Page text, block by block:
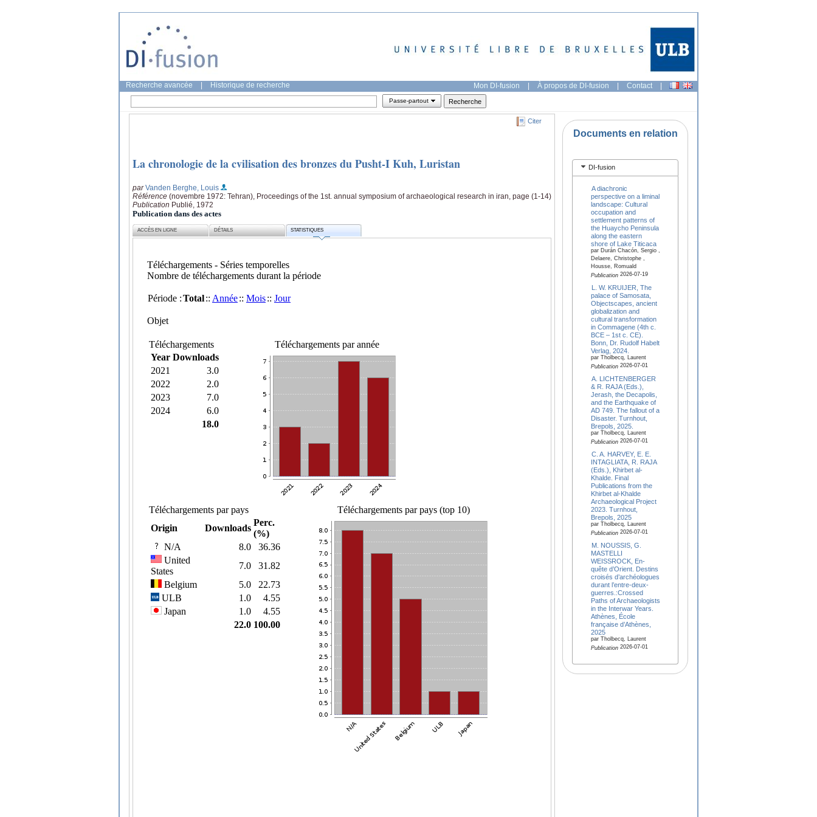
Recherche avancée Historique de recherche Mon DI-fusion | À propos de DI-fusion | Contact |
Passe-partout
Citer
La chronologie de la cvilisation des bronzes du Pusht-I Kuh, Luristan
parVanden Berghe, Louis
Référence (novembre 1972: Tehran), Proceedings of the 1st. annual symposium of archaeological research in iran, page (1-14)
Publication Publié, 1972
Publication dans des actes
ACCÈS EN LIGNE DÉTAILS STATISTIQUES
Documents en relation
DI-fusion
A diachronic
perspective on a liminal
landscape: Cultural
occupation and
settlement patterns of
the Huaycho Peninsula
along the eastern
shore of Lake Titicaca
par Durán Chacón, Sergio ,
Delaere, Christophe ,
Housse, Romuald
Publication2026-07-19
L. W. KRUIJER, The
palace of Samosata,
Objectscapes, ancient
globalization and
cultural transformation
in Commagene (4th c.
BCE – 1st c. CE).
Bonn, Dr. Rudolf Habelt
Verlag, 2024.
par Tholbecq, Laurent
Publication2026-07-01
A. LICHTENBERGER
& R. RAJA (Eds.),
Jerash, the Decapolis,
and the Earthquake of
AD 749. The fallout of a
Disaster. Turnhout,
Brepols, 2025.
par Tholbecq, Laurent
Publication2026-07-01
C. A. HARVEY, E. E.
INTAGLIATA, R. RAJA
(Eds.), Khirbet al-
Khalde. Final
Publications from the
Khirbet al-Khalde
Archaeological Project
2023. Turnhout,
Brepols, 2025
par Tholbecq, Laurent
Publication2026-07-01
M. NOUSSIS, G.
MASTELLI
WEISSROCK, En-
quête d’Orient. Destins
croisés d’archéologues
durant l’entre-deux-
guerres.:Crossed
Paths of Archaeologists
in the Interwar Years.
Athènes, École
française d’Athènes,
2025
par Tholbecq, Laurent
Publication2026-07-01